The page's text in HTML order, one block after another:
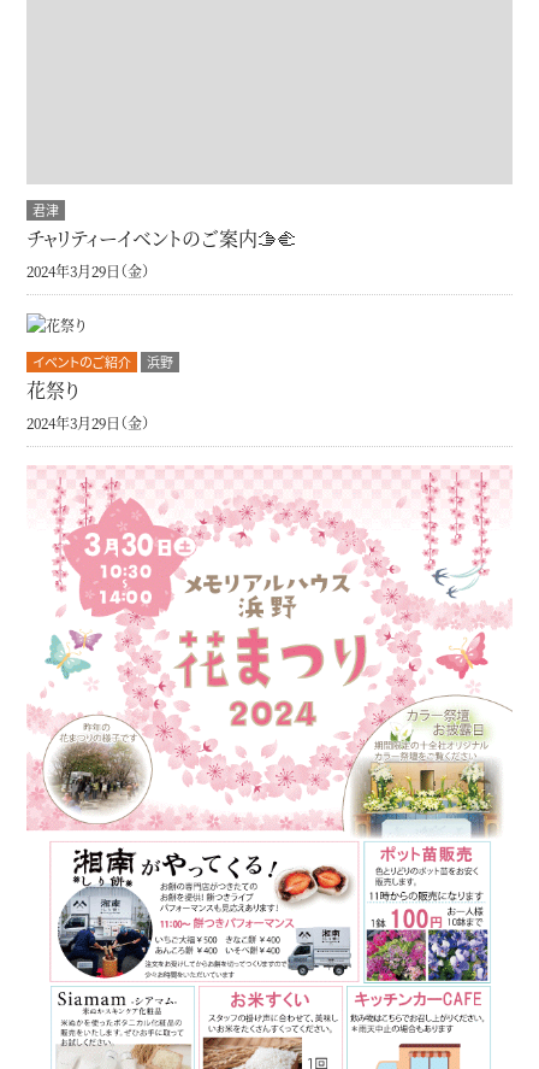
君津
チャリティーイベントのご案内🫱‍🫲
2024年3月29日（金）
イベントのご紹介 浜野
花祭り
2024年3月29日（金）